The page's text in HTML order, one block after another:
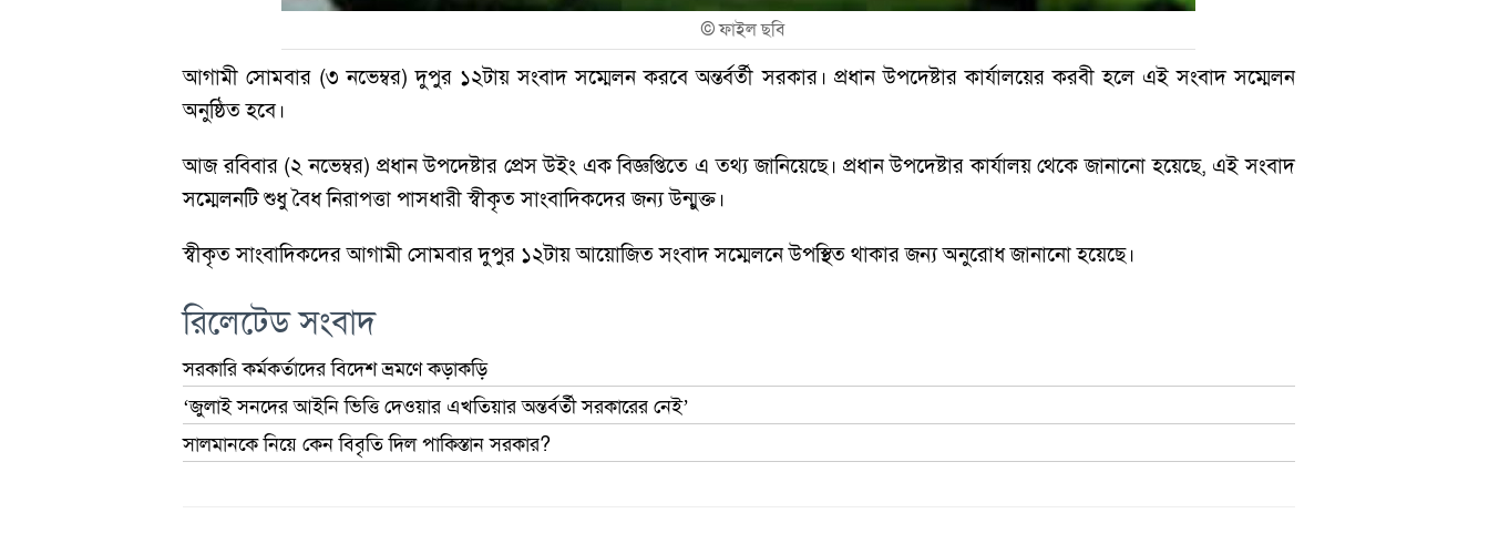
©ফাইল ছবি
আগামী সোমবার (৩ নভেম্বর) দুপুর ১২টায় সংবাদ সম্মেলন করবে অন্তর্বর্তী সরকার। প্রধান উপদেষ্টার কার্যালয়ের করবী হলে এই সংবাদ সম্মেলন
অনুষ্ঠিত হবে।
আজ রবিবার (২ নভেম্বর) প্রধান উপদেষ্টার প্রেস উইং এক বিজ্ঞপ্তিতে এ তথ্য জানিয়েছে। প্রধান উপদেষ্টার কার্যালয় থেকে জানানো হয়েছে, এই সংবাদ
সম্মেলনটি শুধু বৈধ নিরাপত্তা পাসধারী স্বীকৃত সাংবাদিকদের জন্য উন্মুক্ত।
স্বীকৃত সাংবাদিকদের আগামী সোমবার দুপুর ১২টায় আয়োজিত সংবাদ সম্মেলনে উপস্থিত থাকার জন্য অনুরোধ জানানো হয়েছে।
রিলেটেড সংবাদ
সরকারি কর্মকর্তাদের বিদেশ ভ্রমণে কড়াকড়ি
‘জুলাই সনদের আইনি ভিত্তি দেওয়ার এখতিয়ার অন্তর্বর্তী সরকারের নেই’
সালমানকে নিয়ে কেন বিবৃতি দিল পাকিস্তান সরকার?